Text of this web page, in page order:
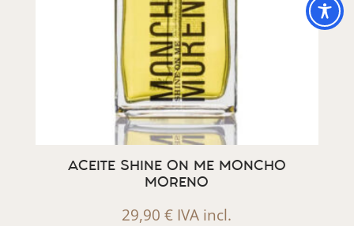
ACEITE SHINE ON ME MONCHO
MORENO
29,90€ IVA incl.